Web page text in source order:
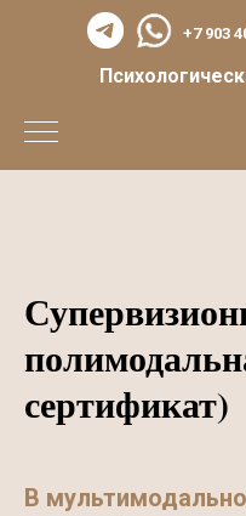
+7 903
сертификат)
В